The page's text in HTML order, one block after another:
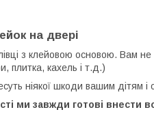
на двері
з клейовою основою. Вам
плитка, кахель і т.д.)
ніякої шкоди вашим дітям і
ми завжди готові внести